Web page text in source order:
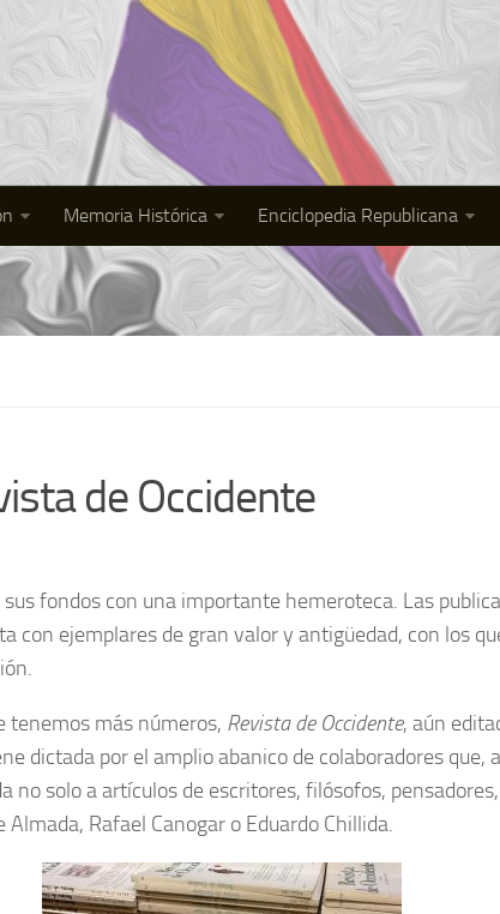
Memoria Histórica Enciclopedia Republicana
de Occidente
fondos con una importante hemeroteca. Las
con ejemplares de gran valor y antigüedad, con los
tenemos más números, Revista de Occidente, aún
dictada por el amplio abanico de colaboradores que,
no solo a artículos de escritores, filósofos,
Rafael Canogar o Eduardo Chillida.